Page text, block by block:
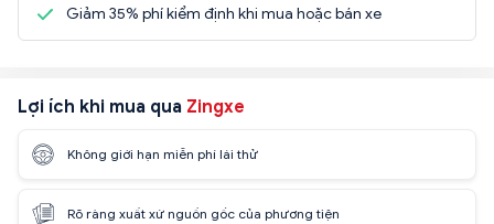
Giảm 35% phí kiểm định khi mua hoặc bán xe
Lợi ích khi mua qua Zingxe
Không giới hạn miễn phí lái thử
Rõ ràng xuất xứ nguồn gốc của phương tiện